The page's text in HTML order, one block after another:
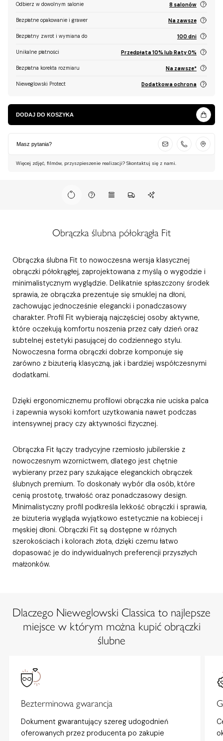
Odbierz w dowolnym salonie 8 salonów
Bezpłatne opakowanie i grawer Na zawsze
Bezpłatny zwrot i wymiana do 100 dni
Unikalne płatności Przedpłata 10% lub Raty 0%
Bezpłatna korekta rozmiaru Na zawsze*
Nieweglowski Protect Dodatkowa ochrona
DODAJ DO KOSZYKA
Masz pytania?
Więcej zdjęć, filmów, przyszpieszenie realizacji? Skontaktuj się z nami.
Obrączka ślubna półokrągła Fit
Obrączka ślubna Fit to nowoczesna wersja klasycznej
obrączki półokrągłej, zaprojektowana z myślą o wygodzie i
minimalistycznym wyglądzie. Delikatnie spłaszczony środek
sprawia, że obrączka prezentuje się smuklej na dłoni,
zachowując jednocześnie elegancki i ponadczasowy
charakter. Profil Fit wybierają najczęściej osoby aktywne,
które oczekują komfortu noszenia przez cały dzień oraz
subtelnej estetyki pasującej do codziennego stylu.
Nowoczesna forma obrączki dobrze komponuje się
zarówno z biżuterią klasyczną, jak i bardziej współczesnymi
dodatkami.
Dzięki ergonomicznemu profilowi obrączka nie uciska palca
i zapewnia wysoki komfort użytkowania nawet podczas
intensywnej pracy czy aktywności fizycznej.
Obrączka Fit łączy tradycyjne rzemiosło jubilerskie z
nowoczesnym wzornictwem, dlatego jest chętnie
wybierany przez pary szukające eleganckich obrączek
ślubnych premium. To doskonały wybór dla osób, które
cenią prostotę, trwałość oraz ponadczasowy design.
Minimalistyczny profil podkreśla lekkość obrączki i sprawia,
że biżuteria wygląda wyjątkowo estetycznie na kobiecej i
męskiej dłoni. Obrączki Fit są dostępne w różnych
szerokościach i kolorach złota, dzięki czemu łatwo
dopasować je do indywidualnych preferencji przyszłych
małżonków.
Dlaczego Nieweglowski Classica to najlepsze
miejsce w którym można kupić obrączki
ślubne
Bezterminowa gwarancja
Dokument gwarantujący szereg udogodnień
oferowanych przez producenta po zakupie